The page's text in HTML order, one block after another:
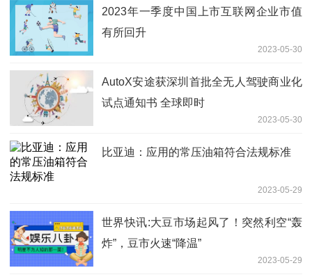
2023年一季度中国上市互联网企业市值
有所回升
2023-05-30
AutoX安途获深圳首批全无人驾驶商业化
试点通知书 全球即时
2023-05-30
比亚迪：应用的常压油箱符合法规标准
2023-05-29
世界快讯:大豆市场起风了！突然利空“轰
炸”，豆市火速“降温”
2023-05-29